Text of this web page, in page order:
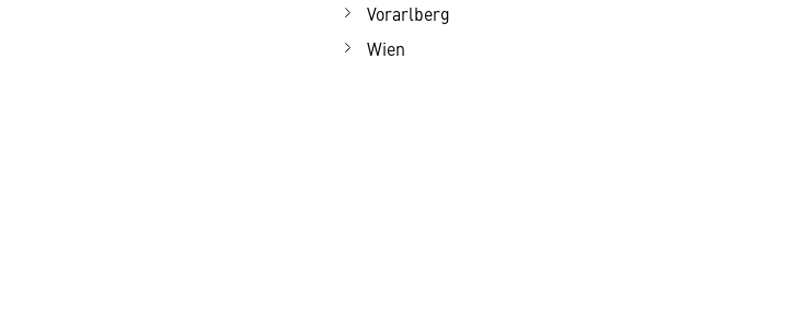
Vorarlberg
Wien